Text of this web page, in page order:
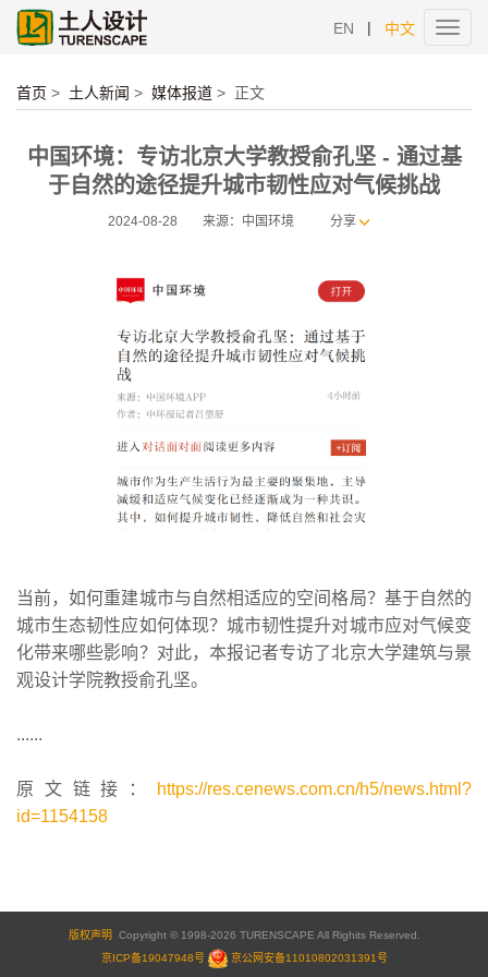
EN | 中文
首页 > 土人新闻 > 媒体报道 > 正文
中国环境：专访北京大学教授俞孔坚 - 通过基
于自然的途径提升城市韧性应对气候挑战
2024-08-28 来源：中国环境 分享
当前，如何重建城市与自然相适应的空间格局？基于自然的
城市生态韧性应如何体现？城市韧性提升对城市应对气候变
化带来哪些影响？对此，本报记者专访了北京大学建筑与景
观设计学院教授俞孔坚。
......
原文链接：
https://res.cenews.com.cn/h5/news.html?
id=1154158
版权声明 Copyright © 1998-2026 TURENSCAPE All Righits Reserved.
京ICP备19047948号
京公网安备11010802031391号